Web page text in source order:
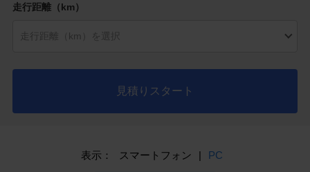
走行距離（km）
見積りスタート
表示： スマートフォン | PC